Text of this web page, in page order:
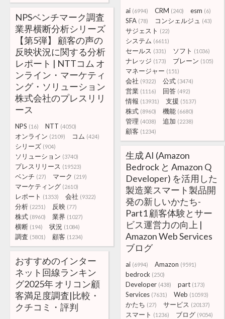
ai (6994) CRM (240) esm (6)
SFA (78) コンシェルジュ (43)
サジェスト (22)
システム (6611)
セールス (331) ソフト (1036)
ナレッジ (173) ブレーン (105)
マネージャー (151)
会社 (9322) 公式 (3474)
営業 (1116) 回答 (492)
情報 (13931) 支援 (5137)
株式 (8960) 機能 (6680)
管理 (4038) 追加 (2238)
顧客 (1234)
NPSベンチマーク調査
業界横断分析シリーズ
【第5弾】 顧客の声の
反映状況に関する分析
レポート | NTTコム オ
ンライン・マーケティ
ング・ソリューション
株式会社のプレスリリ
ース
NPS (16) NTT (4050)
オンライン (2109) コム (424)
シリーズ (904)
ソリューション (3740)
プレスリリース (19523)
ベンチ (27) マーク (219)
マーケティング (2610)
レポート (1353) 会社 (9322)
分析 (2251) 反映 (77)
株式 (8960) 業界 (1027)
横断 (194) 状況 (1084)
調査 (5801) 顧客 (1234)
生成 AI (Amazon
Bedrock と Amazon Q
Developer) を活用した
製造業スマート製品開
発の新しいかたち-
Part1 顧客体験とサー
ビス運営力の向上 |
Amazon Web Services
ブログ
ai (6994) Amazon (9591)
bedrock (250)
Developer (438) part (173)
Services (7631) Web (10593)
かたち (27) サービス (20137)
スマート (1236) ブログ (9054)
おすすめのインター
ネット回線ランキン
グ2025年 オリコン顧
客満足度調査|比較・
クチコミ・評判